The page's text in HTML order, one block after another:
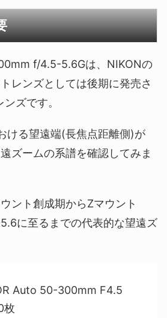
f/4.5-5.6Gは、NIKONの
レンズとしては後期に発売さ
ズです。
ける望遠端(長焦点距離側)が
ズームの系譜を確認してみま
ント創成期からZマウント
に至るまでの代表的な望遠ズ
Auto 50-300mm F4.5
枚